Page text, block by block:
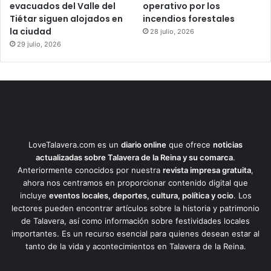
evacuados del Valle del
Tiétar siguen alojados en
la ciudad
29 julio, 2026
operativo por los
incendios forestales
28 julio, 2026
LoveTalavera.com es un diario online que ofrece noticias
actualizadas sobre Talavera de la Reina y su comarca.
Anteriormente conocidos por nuestra revista impresa gratuita,
ahora nos centramos en proporcionar contenido digital que
incluye eventos locales, deportes, cultura, política y ocio. Los
lectores pueden encontrar artículos sobre la historia y patrimonio
de Talavera, así como información sobre festividades locales
importantes. Es un recurso esencial para quienes desean estar al
tanto de la vida y acontecimientos en Talavera de la Reina.